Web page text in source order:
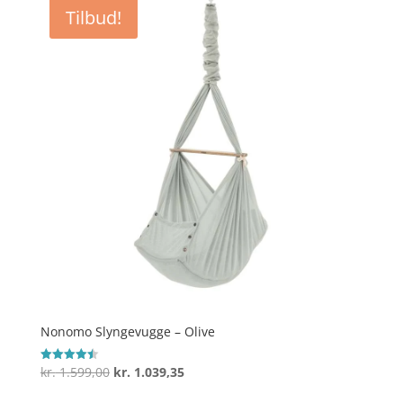
Tilbud!
Nonomo Slyngevugge – Olive
Vurderet
4.5
kr.1.599,00 Den
kr. 1.039,35Den